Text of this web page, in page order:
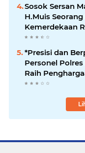
Sosok Sersan Mayor
H.Muis
Kemerdekaan
*Presisi dan
Personel
Raih
dari Kapolda